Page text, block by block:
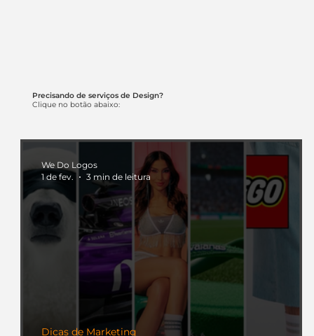
Precisando de serviços de Design?
Clique no botão abaixo:
Dicas de Marketing
We Do Logos
1 de fev.
3 min de leitura